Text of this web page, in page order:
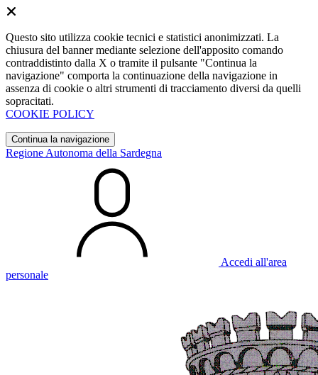
Questo sito utilizza cookie tecnici e statistici anonimizzati. La
chiusura del banner mediante selezione dell'apposito comando
contraddistinto dalla X o tramite il pulsante "Continua la
navigazione" comporta la continuazione della navigazione in
assenza di cookie o altri strumenti di tracciamento diversi da quelli
sopracitati.
COOKIE POLICY
Continua la navigazione
Regione Autonoma della Sardegna
Accedi all'area
personale